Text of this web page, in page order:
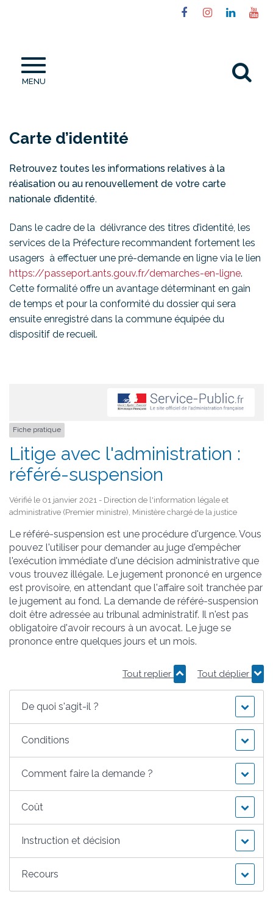
Lien
Facebook
Lien
Instagram
Lien
MENU
Carte d’identité
Retrouvez toutes les informations relatives à la
réalisation ou au renouvellement de votre carte
nationale d’identité.
Dans le cadre de la délivrance des titres d’identité, les
services de la Préfecture recommandent fortement les
usagers à effectuer une pré-demande en ligne via le lien
https://passeport.ants.gouv.fr/demarches-en-ligne.
Cette formalité offre un avantage déterminant en gain
de temps et pour la conformité du dossier qui sera
ensuite enregistré dans la commune équipée du
dispositif de recueil.
Fiche pratique
Litige avec l'administration :
référé-suspension
Vérifié le 01 janvier 2021 - Direction de l'information légale et
administrative (Premier ministre), Ministère chargé de la justice
Le référé-suspension est une procédure d'urgence. Vous
pouvez l'utiliser pour demander au juge d'empêcher
l'exécution immédiate d'une décision administrative que
vous trouvez illégale. Le jugement prononcé en urgence
est provisoire, en attendant que l'affaire soit tranchée par
le jugement au fond. La demande de référé-suspension
doit être adressée au tribunal administratif. Il n'est pas
obligatoire d'avoir recours à un avocat. Le juge se
prononce entre quelques jours et un mois.
Tout replier Tout déplier
De quoi s'agit-il ?
Conditions
Comment faire la demande ?
Coût
Instruction et décision
Recours